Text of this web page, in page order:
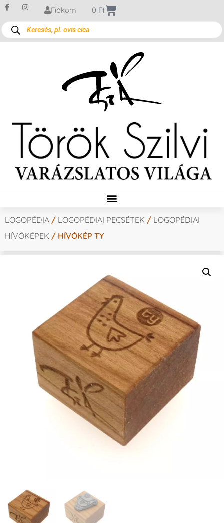
Fiókom 0 Ft
LOGOPÉDIA / LOGOPÉDIAI PECSÉTEK / LOGOPÉDIAI
HÍVÓKÉPEK / HÍVÓKÉP TY